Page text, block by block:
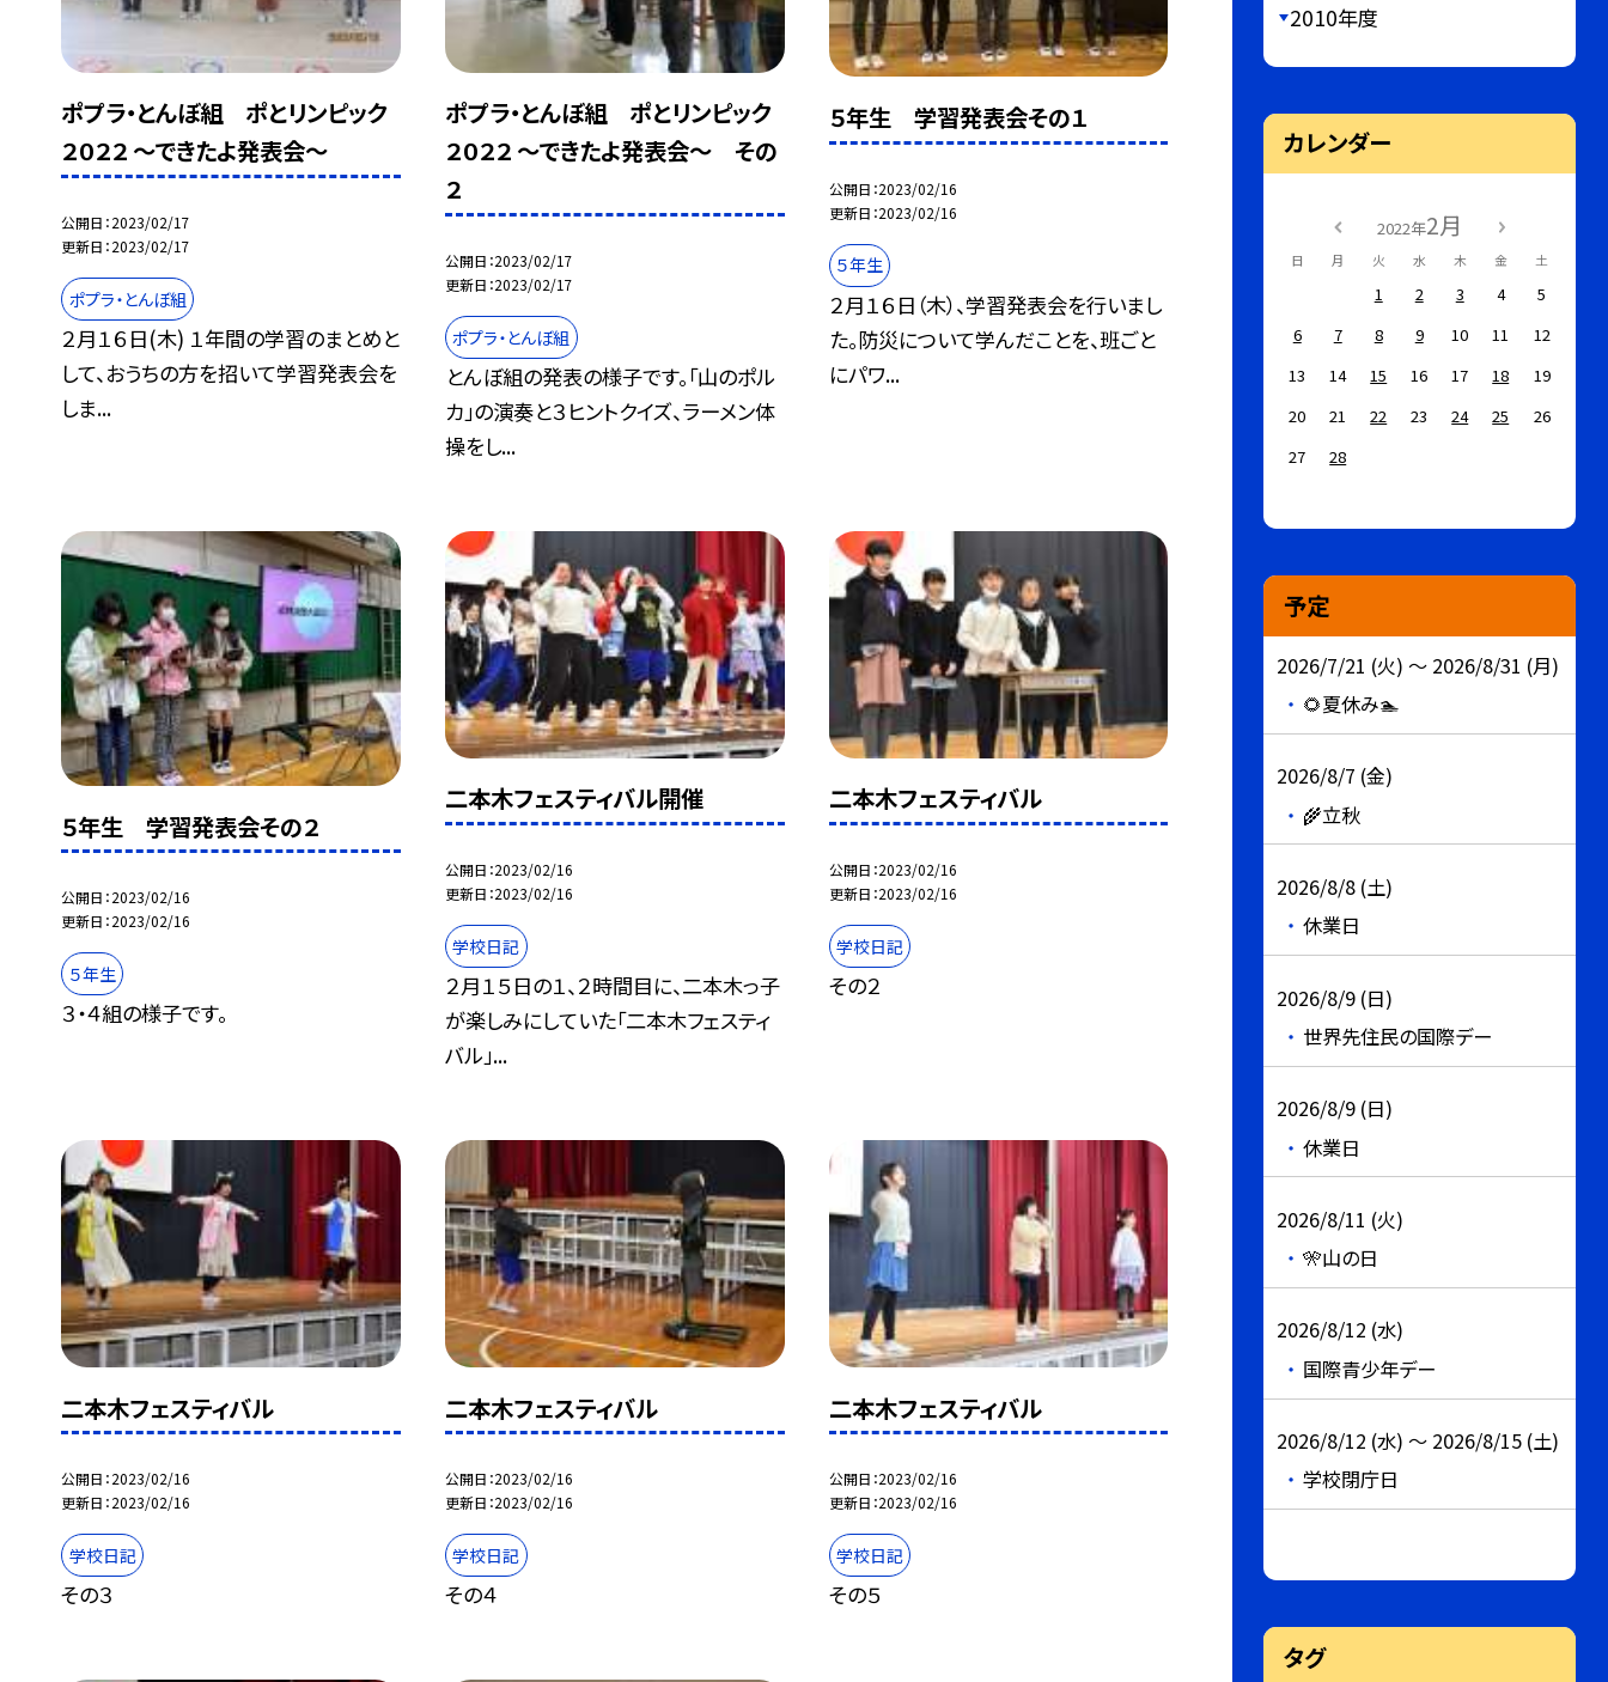
ポプラ・とんぼ組 ポとリンピック
２０２２ 〜できたよ発表会〜
公開日 2023/02/17
更新日 2023/02/17
ポプラ・とんぼ組
２月１６日(木) １年間の学習のまとめと
して、おうちの方を招いて学習発表会を
しま...
ポプラ・とんぼ組 ポとリンピック
２０２２ 〜できたよ発表会〜 その
２
公開日 2023/02/17
更新日 2023/02/17
ポプラ・とんぼ組
とんぼ組の発表の様子です。「山のポル
カ」の演奏と３ヒントクイズ、ラーメン体
操をし...
５年生 学習発表会その１
公開日 2023/02/16
更新日 2023/02/16
５年生
２月１６日（木）、学習発表会を行いまし
た。防災について学んだことを、班ごと
にパワ...
５年生 学習発表会その２
公開日 2023/02/16
更新日 2023/02/16
５年生
３・４組の様子です。
二本木フェスティバル開催
公開日 2023/02/16
更新日 2023/02/16
学校日記
２月１５日の１、２時間目に、二本木っ子
が楽しみにしていた「二本木フェスティ
バル」...
二本木フェスティバル
公開日 2023/02/16
更新日 2023/02/16
学校日記
その２
二本木フェスティバル
公開日 2023/02/16
更新日 2023/02/16
学校日記
その３
二本木フェスティバル
公開日 2023/02/16
更新日 2023/02/16
学校日記
その４
二本木フェスティバル
公開日 2023/02/16
更新日 2023/02/16
学校日記
その５
2010年度
カレンダー
2022年2月
日 月 火 水 木 金 土
1 2 3 4
5
6
7 8 9 10 11
12
13
14 15 16 17 18
19
20
21 22 23 24 25
26
27
28
予定
2026/7/21 (火) ～ 2026/8/31 (月)
🌻夏休み🏊
2026/8/7 (金)
🌾立秋
2026/8/8 (土)
休業日
2026/8/9 (日)
世界先住民の国際デー
2026/8/9 (日)
休業日
2026/8/11 (火)
🎌山の日
2026/8/12 (水)
国際青少年デー
2026/8/12 (水) ～ 2026/8/15 (土)
学校閉庁日
タグ